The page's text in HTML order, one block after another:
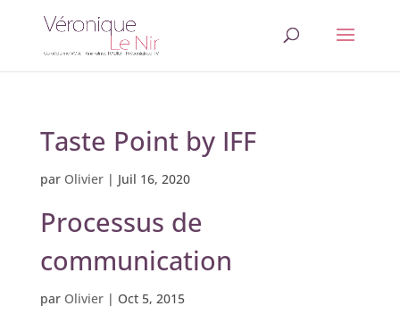
Taste Point by IFF
par Olivier| Juil 16, 2020
Processus de
communication
par Olivier| Oct 5, 2015